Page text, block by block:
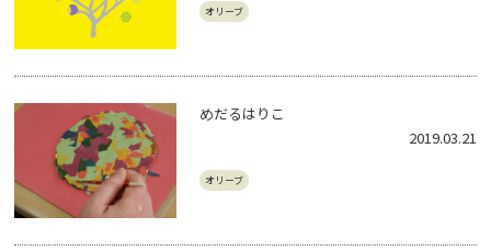
オリーブ
めだるはりこ
2019.03.21
オリーブ